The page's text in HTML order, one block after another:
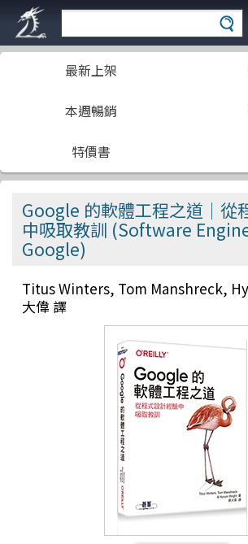
最新上架
本週暢銷
特價書
Google 的軟體工程之道｜從
中吸取教訓 (Software
Google)
Titus Winters, Tom Manshreck,
大偉 譯